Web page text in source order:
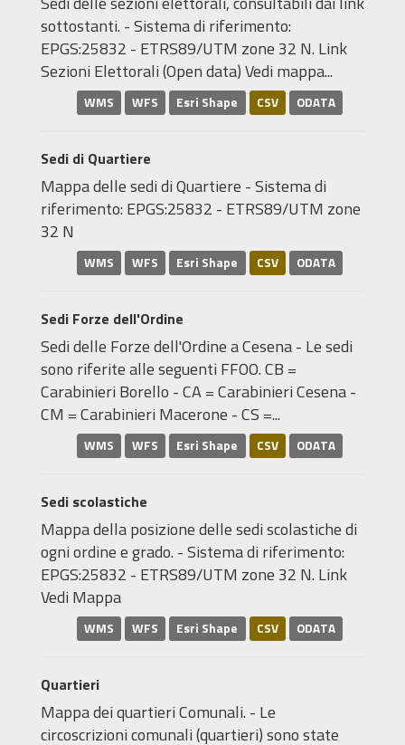
sottostanti. - Sistema di riferimento:
EPGS:25832 - ETRS89/UTM zone 32 N. Link
Sezioni Elettorali (Open data) Vedi mappa...
WMS WFS Esri Shape CSV ODATA
Sedi di Quartiere
Mappa delle sedi di Quartiere - Sistema di
riferimento: EPGS:25832 - ETRS89/UTM zone
32 N
WMS WFS Esri Shape CSV ODATA
Sedi Forze dell'Ordine
Sedi delle Forze dell'Ordine a Cesena - Le sedi
sono riferite alle seguenti FFOO. CB =
Carabinieri Borello - CA = Carabinieri Cesena -
CM = Carabinieri Macerone - CS =...
WMS WFS Esri Shape CSV ODATA
Sedi scolastiche
Mappa della posizione delle sedi scolastiche di
ogni ordine e grado. - Sistema di riferimento:
EPGS:25832 - ETRS89/UTM zone 32 N. Link
Vedi Mappa
WMS WFS Esri Shape CSV ODATA
Quartieri
Mappa dei quartieri Comunali. - Le
circoscrizioni comunali (quartieri) sono state